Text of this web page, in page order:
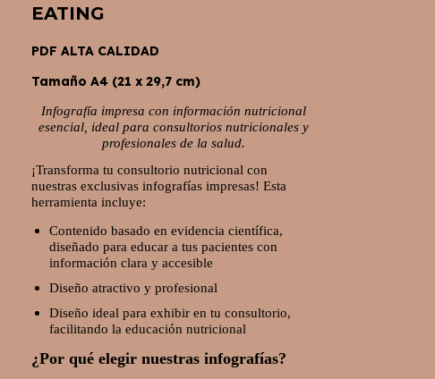
EATING
PDF ALTA CALIDAD
Tamaño A4 (21 x 29,7 cm)
Infografía impresa con información nutricional
esencial, ideal para consultorios nutricionales y
profesionales de la salud.
¡Transforma tu consultorio nutricional con
nuestras exclusivas infografías impresas! Esta
herramienta incluye:
Contenido basado en evidencia científica,
diseñado para educar a tus pacientes con
información clara y accesible
Diseño atractivo y profesional
Diseño ideal para exhibir en tu consultorio,
facilitando la educación nutricional
¿Por qué elegir nuestras infografías?